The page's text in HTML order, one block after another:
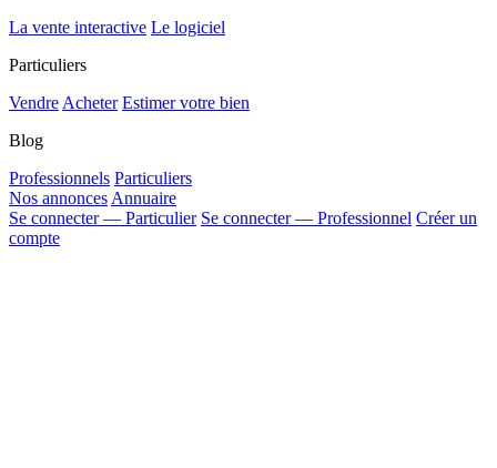
La vente interactive Le logiciel
Particuliers
Vendre Acheter Estimer votre bien
Blog
Professionnels Particuliers
Nos annonces Annuaire
Se connecter — Particulier Se connecter — Professionnel Créer un
compte